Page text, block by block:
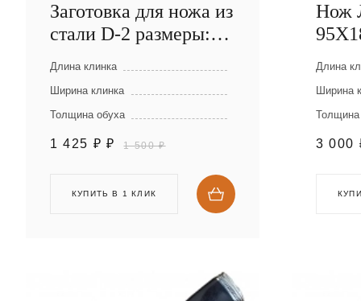
Заготовка для ножа из
стали D-2 размеры:
300х40х2,5 мм
Длина клинка
Ширина клинка
Толщина обуха
1 425 ₽ ₽ 1 500 ₽
КУПИТЬ В 1 КЛИК
Нож
Длина
Ширина
Толщина
3 000